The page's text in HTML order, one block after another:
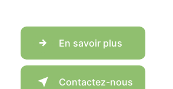
En savoir plus
Contactez-nous